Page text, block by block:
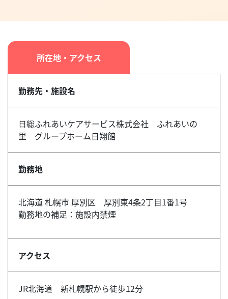
所在地・アクセス
勤務先・施設名
日総ふれあいケアサービス株式会社 ふれあいの
里 グループホーム日翔館
勤務地
北海道 札幌市 厚別区 厚別東4条2丁目1番1号
勤務地の補足：施設内禁煙
アクセス
JR北海道 新札幌駅から徒歩12分